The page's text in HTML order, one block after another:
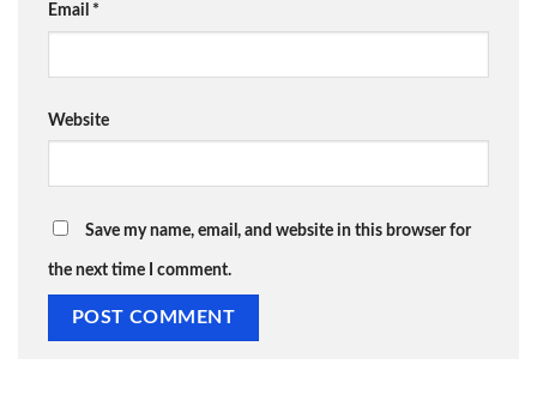
Email *
Website
Save my name, email, and website in this browser for
the next time I comment.